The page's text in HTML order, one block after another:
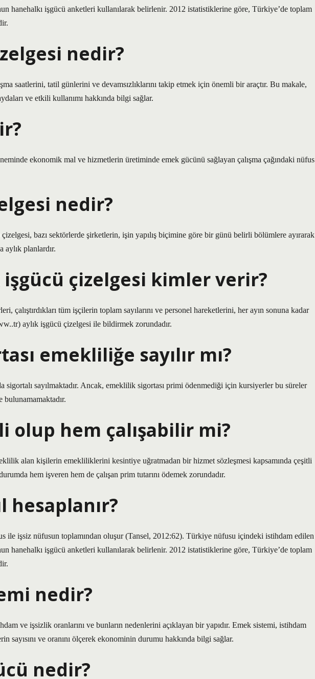
hanehalkı işgücü anketleri kullanılarak belirlenir. 2012 istatistiklerine göre, Türkiye’de toplam
nedir?
saatlerini, tatil günlerini ve devamsızlıklarını takip etmek için önemli bir araçtır. Bu makale,
ve etkili kullanımı hakkında bilgi sağlar.
ekonomik mal ve hizmetlerin üretiminde emek gücünü sağlayan çalışma çağındaki nüfus
nedir?
bazı sektörlerde şirketlerin, işin yapılış biçimine göre bir günü belirli bölümlere ayırarak
aylık planlardır.
işgücü çizelgesi kimler verir?
çalıştırdıkları tüm işçilerin toplam sayılarını ve personel hareketlerini, her ayın sonuna kadar
aylık işgücü çizelgesi ile bildirmek zorundadır.
emekliliğe sayılır mı?
sigortalı sayılmaktadır. Ancak, emeklilik sigortası primi ödenmediği için kursiyerler bu süreler
olup hem çalışabilir mi?
alan kişilerin emekliliklerini kesintiye uğratmadan bir hizmet sözleşmesi kapsamında çeşitli
hem işveren hem de çalışan prim tutarını ödemek zorundadır.
hesaplanır?
ile işsiz nüfusun toplamından oluşur (Tansel, 2012:62). Türkiye nüfusu içindeki istihdam edilen
hanehalkı işgücü anketleri kullanılarak belirlenir. 2012 istatistiklerine göre, Türkiye’de toplam
nedir?
ve işsizlik oranlarını ve bunların nedenlerini açıklayan bir yapıdır. Emek sistemi, istihdam
sayısını ve oranını ölçerek ekonominin durumu hakkında bilgi sağlar.
nedir?